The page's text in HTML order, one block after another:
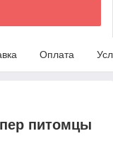
Оплата
питомцы